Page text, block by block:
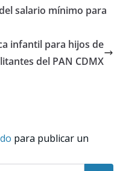
salario mínimo para
infantil para hijos de
del PAN CDMX
para publicar un